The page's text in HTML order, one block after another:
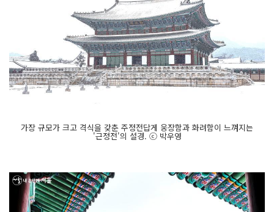
가장 규모가 크고 격식을 갖춘 주정전답게 웅장함과 화려함이 느껴지는
'근정전'의 설경. ⓒ 박우영